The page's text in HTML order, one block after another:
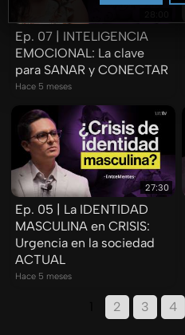
Ep. 07 | INTELIGENCIA
EMOCIONAL: La clave
para SANAR y CONECTAR
Hace 5 meses
27:30
Ep. 05 | La IDENTIDAD
MASCULINA en CRISIS:
Urgencia en la sociedad
ACTUAL
Hace 5 meses
2 3 4